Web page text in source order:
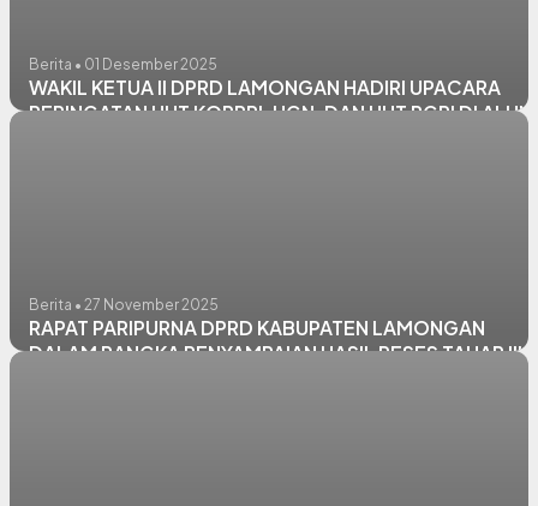
Berita • 01 Desember 2025
WAKIL KETUA II DPRD LAMONGAN HADIRI UPACARA
PERINGATAN HUT KORPRI, HGN, DAN HUT PGRI DI
Berita • 27 November 2025
RAPAT PARIPURNA DPRD KABUPATEN LAMONGAN
DALAM RANGKA PENYAMPAIAN HASIL RESES TAHAP III